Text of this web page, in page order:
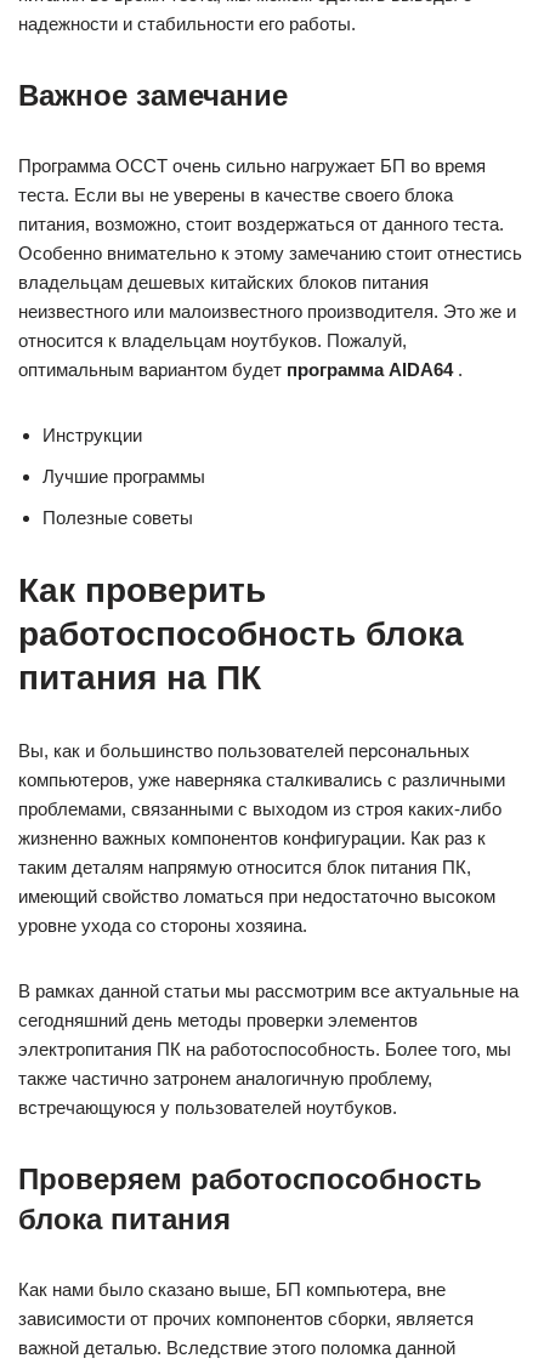
надежности и стабильности его работы.
Важное замечание
Программа OCCT очень сильно нагружает БП во время
теста. Если вы не уверены в качестве своего блока
питания, возможно, стоит воздержаться от данного теста.
Особенно внимательно к этому замечанию стоит отнестись
владельцам дешевых китайских блоков питания
неизвестного или малоизвестного производителя. Это же и
относится к владельцам ноутбуков. Пожалуй,
оптимальным вариантом будет программа AIDA64.
Инструкции
Лучшие программы
Полезные советы
Как проверить
работоспособность блока
питания на ПК
Вы, как и большинство пользователей персональных
компьютеров, уже наверняка сталкивались с различными
проблемами, связанными с выходом из строя каких-либо
жизненно важных компонентов конфигурации. Как раз к
таким деталям напрямую относится блок питания ПК,
имеющий свойство ломаться при недостаточно высоком
уровне ухода со стороны хозяина.
В рамках данной статьи мы рассмотрим все актуальные на
сегодняшний день методы проверки элементов
электропитания ПК на работоспособность. Более того, мы
также частично затронем аналогичную проблему,
встречающуюся у пользователей ноутбуков.
Проверяем работоспособность
блока питания
Как нами было сказано выше, БП компьютера, вне
зависимости от прочих компонентов сборки, является
важной деталью. Вследствие этого поломка данной